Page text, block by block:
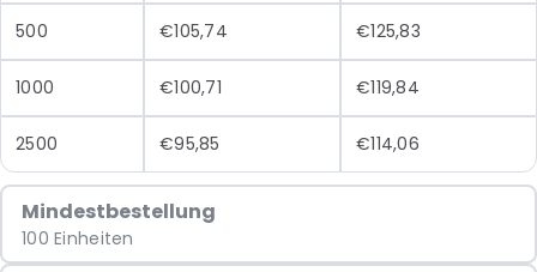
500 €105,74 €125,83
1000 €100,71 €119,84
2500 €95,85 €114,06
Mindestbestellung
100 Einheiten